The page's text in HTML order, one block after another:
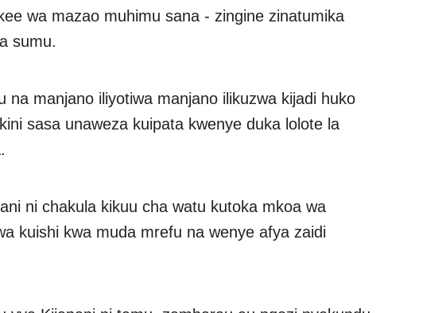
wa mazao muhimu sana - zingine zinatumika
sumu.
na manjano iliyotiwa manjano ilikuzwa kijadi huko
sasa unaweza kuipata kwenye duka lolote la
ni chakula kikuu cha watu kutoka mkoa wa
kuishi kwa muda mrefu na wenye afya zaidi